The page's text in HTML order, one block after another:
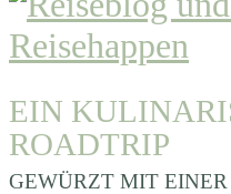
EIN
ROADTRIP
GEWÜRZT MIT